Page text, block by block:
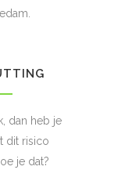
dan heb je
dit risico
je dat?